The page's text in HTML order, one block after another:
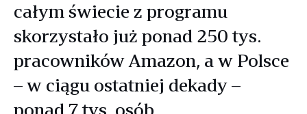
całym świecie z programu
skorzystało już ponad 250 tys.
pracowników Amazon, a w Polsce
– w ciągu ostatniej dekady –